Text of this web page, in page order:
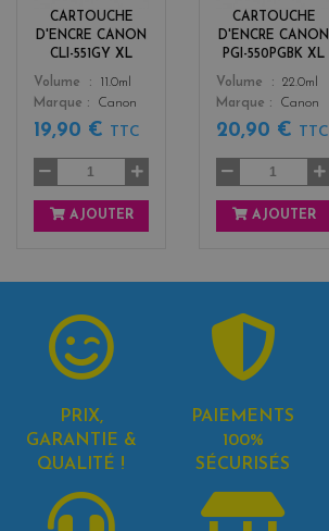
CARTOUCHE
D'ENCRE CANON
CLI-551GY XL
Color
Volume
11.0ml
Marque
Canon
19,90 € TTC
AJOUTER
CARTOUCHE
D'ENCRE CANON
PGI-550PGBK XL
Color
k
Volume
22.0ml
Marque
Canon
20,90 € TTC
AJOUTER
PRIX,
GARANTIE &
QUALITÉ !
PAIEMENTS
100%
SÉCURISÉS